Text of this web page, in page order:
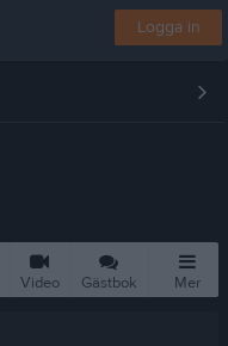
Logga in
Video Gästbok Mer